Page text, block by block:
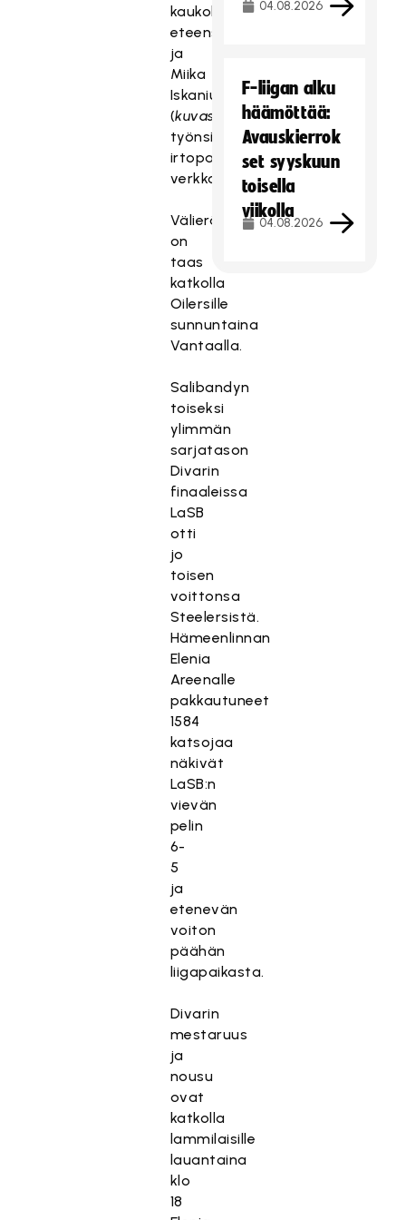
kaukolaukauksen
eteensä
ja
Miika
Iskanius
(kuvassa
työnsi
irtopallon
verkkoon.
Välieräpaikka
on
taas
katkolla
Oilersille
sunnuntaina
Vantaalla.
Salibandyn
toiseksi
ylimmän
sarjatason
Divarin
finaaleissa
LaSB
otti
jo
toisen
voittonsa
Steelersistä.
Hämeenlinnan
Elenia
Areenalle
pakkautuneet
1584
katsojaa
näkivät
LaSB:n
vievän
pelin
6-
5
ja
etenevän
voiton
päähän
liigapaikasta.
Divarin
mestaruus
ja
nousu
ovat
katkolla
lammilaisille
lauantaina
klo
18
04.08.2026
F-liigan alku
häämöttää:
Avauskierrok
set syyskuun
toisella
viikolla
04.08.2026